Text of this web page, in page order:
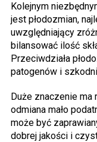
Kolejnym
jest płodozmian,
uwzględniający
bilansować ilość
Przeciwdziała
patogenów i
Duże znaczenie ma
odmiana mało
może być
dobrej jakości i